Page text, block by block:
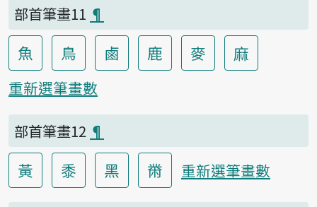
部首筆畫11 ¶
魚 鳥 鹵 鹿 麥 麻
重新選筆畫數
部首筆畫12 ¶
黃 黍 黑 黹 重新選筆畫數